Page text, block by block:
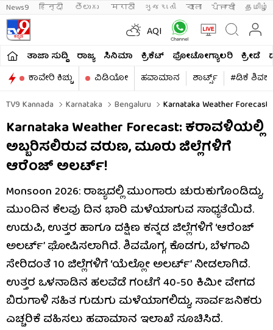
News9 हिन्दी తెలుగు मराठी ગુજરાતી বাংলা ਪੰਜਾਬੀ தமிழ்
AQI
ತಾಜಾ ಸುದ್ದಿ ರಾಜ್ಯ ಸಿನಿಮಾ ಕ್ರಿಕೆಟ್​ ಫೋಟೋಗ್ಯಾಲರಿ ಕ್ರೀಡೆ
ಕಾವೇರಿ ಕಿಚ್ಚು
ವಿಡಿಯೋ ಹವಾಮಾನ ಶಾರ್ಟ್ಸ್​
#ಡಿಕೆ
TV9 Kannada
Karnataka Bengaluru Karnataka Weather
Karnataka Weather Forecast: ಕರಾವಳಿಯಲ್ಲಿ
ಅಬ್ಬರಿಸಲಿರುವ ವರುಣ, ಮೂರು ಜಿಲ್ಲೆಗಳಿಗೆ
ಆರೆಂಜ್ ಅಲರ್ಟ್!
Monsoon 2026: ರಾಜ್ಯದಲ್ಲಿ ಮುಂಗಾರು ಚುರುಕುಗೊಂಡಿದ್ದು,
ಮುಂದಿನ ಕೆಲವು ದಿನ ಭಾರಿ ಮಳೆಯಾಗುವ ಸಾಧ್ಯತೆಯಿದೆ.
ಉಡುಪಿ, ಉತ್ತರ ಹಾಗೂ ದಕ್ಷಿಣ ಕನ್ನಡ ಜಿಲ್ಲೆಗಳಿಗೆ ‘ಆರೆಂಜ್
ಅಲರ್ಟ್’ ಘೋಷಿಸಲಾಗಿದೆ. ಶಿವಮೊಗ್ಗ, ಕೊಡಗು, ಬೆಳಗಾವಿ
ಸೇರಿದಂತೆ 10 ಜಿಲ್ಲೆಗಳಿಗೆ ‘ಯೆಲ್ಲೋ ಅಲರ್ಟ್’ ನೀಡಲಾಗಿದೆ.
ಉತ್ತರ ಒಳನಾಡಿನ ಹಲವೆಡೆ ಗಂಟೆಗೆ 40-50 ಕಿಮೀ ವೇಗದ
ಬಿರುಗಾಳಿ ಸಹಿತ ಗುಡುಗು ಮಳೆಯಾಗಲಿದ್ದು, ಸಾರ್ವಜನಿಕರು
ಎಚ್ಚರಿಕೆ ವಹಿಸಲು ಹವಾಮಾನ ಇಲಾಖೆ ಸೂಚಿಸಿದೆ.